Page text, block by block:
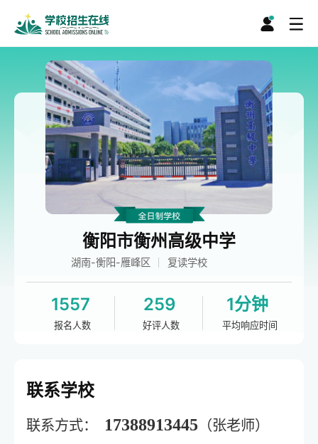
衡阳市衡州高级中学
湖南-衡阳-雁峰区 复读学校
1557
报名人数
259
好评人数
1分钟
平均响应时间
联系学校
联系方式： 17388913445 （张老师）